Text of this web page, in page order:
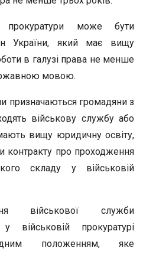
прокуратури може бути
України, який має вищу
в галузі права не менше
мовою.
призначаються громадяни з
військову службу або
вищу юридичну освіту,
контракту про проходження
складу у військовій
військової служби
військовій прокуратурі
положенням, яке